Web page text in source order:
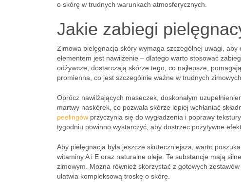
o skórę w trudnych warunkach atmosferycznych.
Jakie zabiegi
Zimowa pielęgnacja skóry wymaga szczególnej uwagi,
elementem jest nawilżenie – dlatego warto stosować
odżywcze, dostarczają skórze tego, co najlepsze,
promienna, co jest szczególnie ważne w trudnych
Oprócz nawilżających maseczek, doskonałym
martwy naskórek, co pozwala skórze lepiej wchłaniać
peelingów przyczynia się do wygładzenia i poprawy
tygodniu powinno wystarczyć, aby dostrzec pozytywne
Aby pielęgnacja była jeszcze skuteczniejsza, warto
witaminy A i E oraz naturalne oleje. Te substancje mają
zimowym. Można również skorzystać z gotowych
ułatwia kompleksową troskę o skórę.